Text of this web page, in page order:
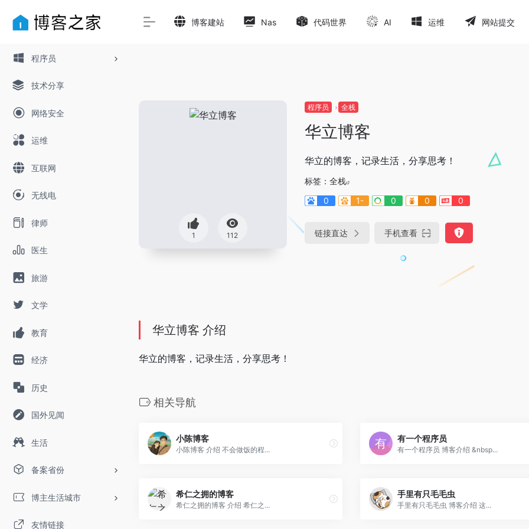
程序员
技术分享
网络安全
运维
互联网
无线电
律师
医生
旅游
文学
教育
经济
历史
国外见闻
生活
备案省份
博主生活城市
友情链接
博客建站 Nas 代码世界 AI 运维 网站提交
1 112
程序员 全栈
华立博客
华立的博客，记录生活，分享思考！
标签： 全栈
0
1- 0 0 0
链接直达 手机查看
华立博客 介绍
华立的博客，记录生活，分享思考！
相关导航
小陈博客
小陈博客 介绍 不会做饭的程...
有一个程序员
有一个程序员 博客介绍 &nbsp...
希仁之拥的博客
希仁之拥的博客 介绍 希仁之...
手里有只毛毛虫
手里有只毛毛虫 博客介绍 这...